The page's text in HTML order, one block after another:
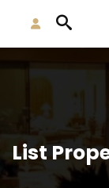
List